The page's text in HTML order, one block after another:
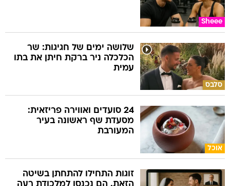
Sheee
סלבס
שלושה ימים של חגיגות: שר
הכלכלה ניר ברקת חיתן את בתו
עמית
אוכל
24 סועדים ואווירה פריזאית:
מסעדת שף ראשונה בעיר
המעורבת
זוגות התחילו להתחתן בשיטה